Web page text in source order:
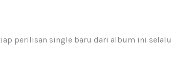
perilisan single baru dari album ini selalu